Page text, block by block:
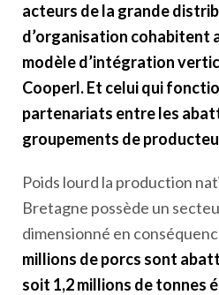
acteurs de la grande
d’organisation cohabitent
modèle d’intégration
Cooperl. Et celui qui
partenariats entre les
groupements de
Poids lourd la production
Bretagne possède un
dimensionné en
millions de porcs sont
soit 1,2 millions de tonnes